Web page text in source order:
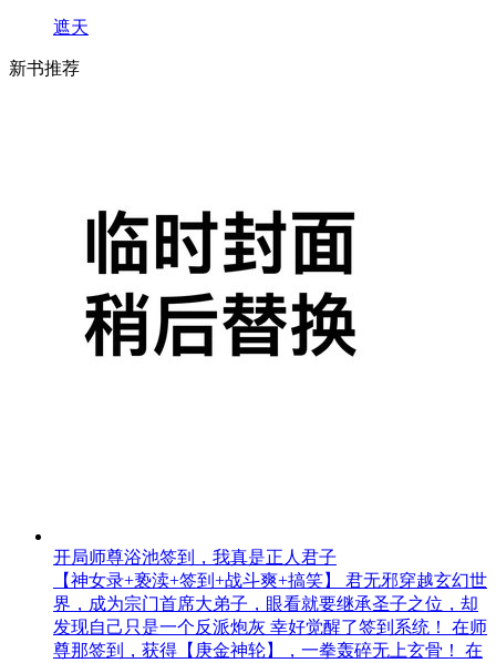
遮天
新书推荐
开局师尊浴池签到，我真是正人君子
【神女录+亵渎+签到+战斗爽+搞笑】 君无邪穿越玄幻世
界，成为宗门首席大弟子，眼看就要继承圣子之位，却
发现自己只是一个反派炮灰 幸好觉醒了签到系统！ 在师
尊那签到，获得【庚金神轮】，一拳轰碎无上玄骨！ 在